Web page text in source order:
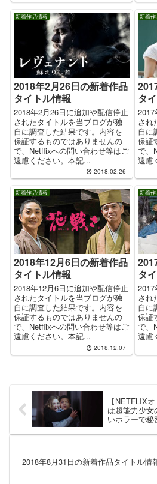
新着作品情報
2018年2月26日の新着作品
タイトル情報
2018年2月26日に追加や配信停止
されたタイトルを当ブログが独
自に調査した結果です。内容を
保証するものではありませんの
で、Netflixへの問い合わせ等はご
遠慮ください。本記...
2018.02.26
新着作
タ
され
自に
保証
で、
遠慮
新着作品情報
2018年12月6日の新着作品
タイトル情報
2018年12月6日に追加や配信停止
されたタイトルを当ブログが独
自に調査した結果です。内容を
保証するものではありませんの
で、Netflixへの問い合わせ等はご
遠慮ください。本記...
2018.12.07
新着作
タ
され
自に
保証
で、
遠慮
【NETFLIX
は超能力少女
いホラーで秘
2018年8月31日の新着作品タイトル情